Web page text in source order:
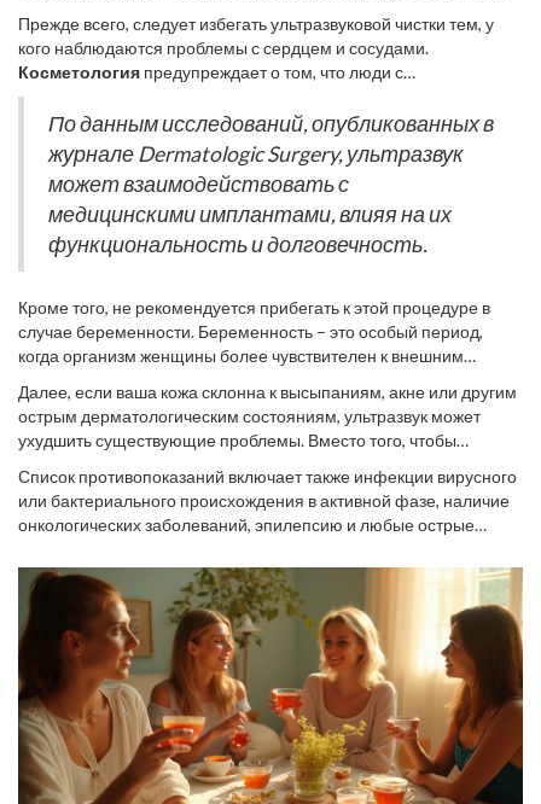
не всегда безопасна для всех. Пациентам с определенными
заболеваниями или особенностями стоит дважды подумать
перед тем, как решиться на эту процедуру.
Прежде всего, следует избегать ультразвуковой чистки тем, у
кого наблюдаются проблемы с сердцем и сосудами.
Косметология предупреждает о том, что люди с
кардиостимуляторами должны держаться подальше от
ультразвука. Воздействие ультразвука может вызвать
нарушение работы приборов, что крайне опасно.
По данным исследований, опубликованных в
журнале Dermatologic Surgery, ультразвук
может взаимодействовать с
медицинскими имплантами, влияя на их
функциональность и долговечность.
Кроме того, не рекомендуется прибегать к этой процедуре в
случае беременности. Беременность – это особый период,
когда организм женщины более чувствителен к внешним
Тем более это важно для тех, кто только недавно родил или
кормит грудью. Временные гормональные изменения могут
повлиять на реакцию кожи на ультразвук.
Далее, если ваша кожа склонна к высыпаниям, акне или другим
острым дерматологическим состояниям, ультразвук может
ухудшить существующие проблемы. Вместо того, чтобы
столкнуться с заметным ухудшением. Важно сначала
проконсультироваться с дерматологом, прежде чем
планировать какие-либо вмешательства на лице.
Список противопоказаний включает также инфекции вирусного
или бактериального происхождения в активной фазе, наличие
онкологических заболеваний, эпилепсию и любые острые
ультразвук хоть и не пенетрирующая процедура, все равно
несет в себе определенные риски, особенно для людей с
перечисленными выше состояниями здоровья. Эти меры
предосторожности являются необходимыми для обеспечения
вашей безопасности и здоровья кожи.